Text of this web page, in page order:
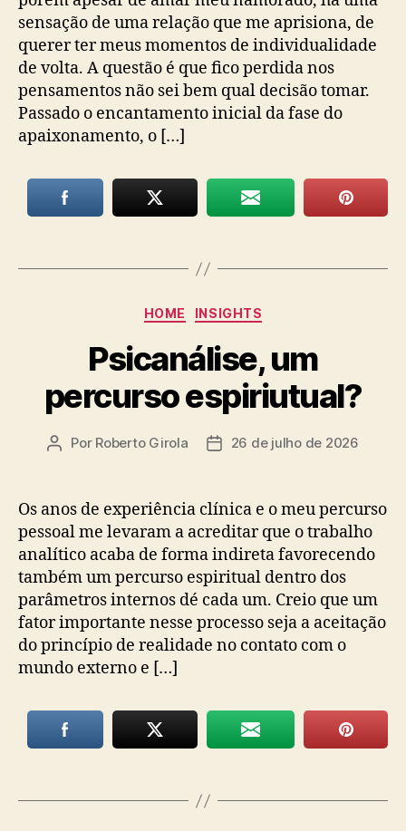
sensação de uma relação que me aprisiona, de
querer ter meus momentos de individualidade
de volta. A questão é que fico perdida nos
pensamentos não sei bem qual decisão tomar.
Passado o encantamento inicial da fase do
apaixonamento, o […]
Categorias
HOME INSIGHTS
Psicanálise, um
percurso espiriutual?
Autor
Por Roberto Girola
Data26 de julho de 2026
Os anos de experiência clínica e o meu percurso
pessoal me levaram a acreditar que o trabalho
analítico acaba de forma indireta favorecendo
também um percurso espiritual dentro dos
parâmetros internos dé cada um. Creio que um
fator importante nesse processo seja a aceitação
do princípio de realidade no contato com o
mundo externo e […]